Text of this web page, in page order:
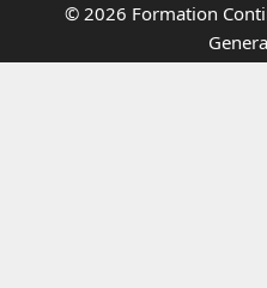
© 2026 Formation